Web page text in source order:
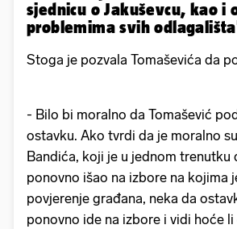
sjednicu o Jakuševcu, kao i
problemima svih
Stoga je pozvala Tomaševića da
- Bilo bi moralno da Tomašević
ostavku. Ako tvrdi da je moralno
Bandića, koji je u jednom trenutku
ponovno išao na izbore na kojima
povjerenje građana, neka da
ponovno ide na izbore i vidi hoće